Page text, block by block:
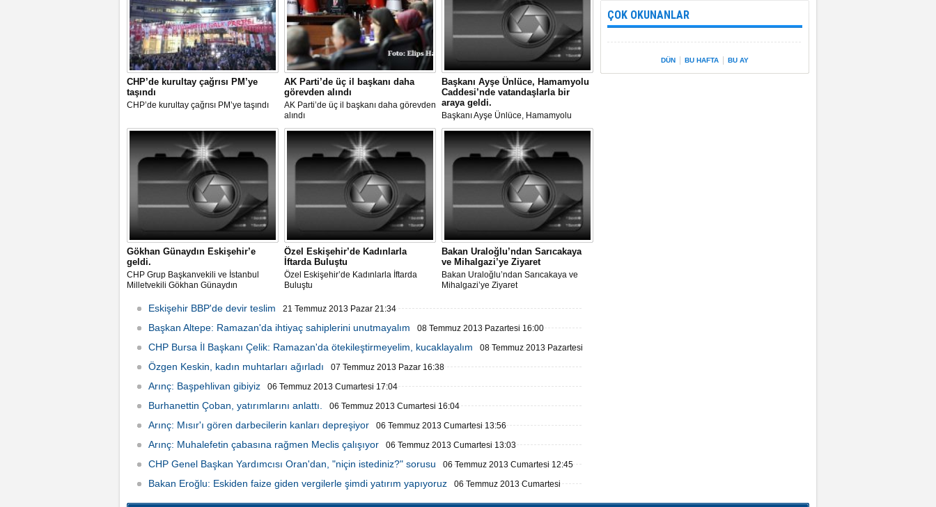
CHP’de kurultay çağrısı PM’ye
taşındı
CHP’de kurultay çağrısı PM’ye taşındı
AK Parti’de üç il başkanı daha
görevden alındı
AK Parti’de üç il başkanı daha görevden
alındı
Başkanı Ayşe Ünlüce, Hamamyolu
Caddesi’nde vatandaşlarla bir
araya geldi.
Başkanı Ayşe Ünlüce, Hamamyolu
Caddesi’nde vatandaşlarla bir araya
geldi.
Gökhan Günaydın Eskişehir’e
geldi.
CHP Grup Başkanvekili ve İstanbul
Milletvekili Gökhan Günaydın
Özel Eskişehir’de Kadınlarla
İftarda Buluştu
Özel Eskişehir’de Kadınlarla İftarda
Buluştu
Bakan Uraloğlu’ndan Sarıcakaya
ve Mihalgazi’ye Ziyaret
Bakan Uraloğlu’ndan Sarıcakaya ve
Mihalgazi’ye Ziyaret
Eskişehir BBP'de devir teslim 21 Temmuz 2013 Pazar 21:34
Başkan Altepe: Ramazan'da ihtiyaç sahiplerini unutmayalım 08 Temmuz 2013 Pazartesi 16:00
CHP Bursa İl Başkanı Çelik: Ramazan'da ötekileştirmeyelim, kucaklayalım
08 Temmuz 2013 Pazartesi
15:24
Özgen Keskin, kadın muhtarları ağırladı 07 Temmuz 2013 Pazar 16:38
Arınç: Başpehlivan gibiyiz 06 Temmuz 2013 Cumartesi 17:04
Burhanettin Çoban, yatırımlarını anlattı. 06 Temmuz 2013 Cumartesi 16:04
Arınç: Mısır'ı gören darbecilerin kanları depreşiyor 06 Temmuz 2013 Cumartesi 13:56
Arınç: Muhalefetin çabasına rağmen Meclis çalışıyor 06 Temmuz 2013 Cumartesi 13:03
CHP Genel Başkan Yardımcısı Oran'dan, "niçin istediniz?" sorusu 06 Temmuz 2013 Cumartesi 12:45
Bakan Eroğlu: Eskiden faize giden vergilerle şimdi yatırım yapıyoruz
06 Temmuz 2013 Cumartesi
ÇOK OKUNANLAR
DÜN BU HAFTA BU AY